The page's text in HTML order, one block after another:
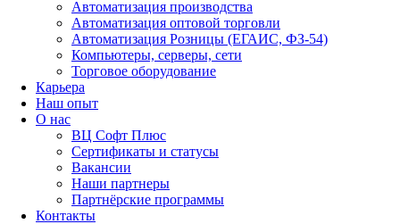
Автоматизация производства
Автоматизация оптовой торговли
Автоматизация Розницы (ЕГАИС, ФЗ-54)
Компьютеры, серверы, сети
Торговое оборудование
Карьера
Наш опыт
О нас
ВЦ Софт Плюс
Сертификаты и статусы
Вакансии
Наши партнеры
Партнёрские программы
Контакты